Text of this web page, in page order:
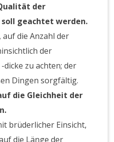
der
geachtet werden.
die Anzahl der
der
zu achten; der
Dingen sorgfältig.
die Gleichheit der
brüderlicher Einsicht,
die Länge der